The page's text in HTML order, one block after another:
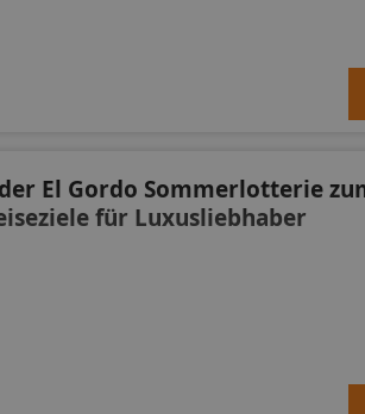
El Gordo Sommerlotterie
für Luxusliebhaber